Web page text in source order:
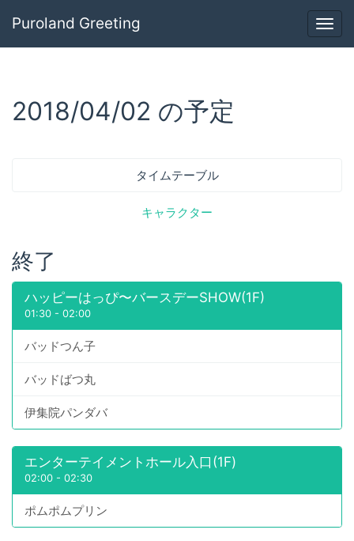
Puroland Greeting
2018/04/02 の予定
タイムテーブル
キャラクター
終了
ハッピーはっぴ〜バースデーSHOW(1F)
01:30 - 02:00
バッドつん子
バッドばつ丸
伊集院パンダバ
エンターテイメントホール入口(1F)
02:00 - 02:30
ポムポムプリン